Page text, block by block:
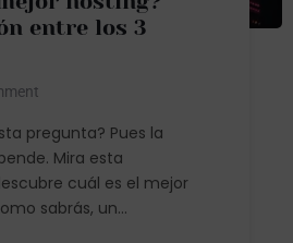
entre los 3
pregunta? Pues la
Mira esta
cuál es el mejor
sabrás, un...